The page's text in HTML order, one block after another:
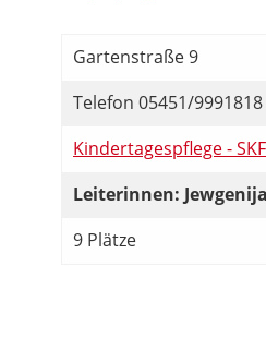
Gartenstraße 9
Telefon 05451/9991818
Kindertagespflege -
Leiterinnen:
9 Plätze